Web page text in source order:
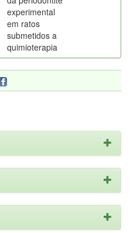
experimental
em ratos
submetidos a
quimioterapia